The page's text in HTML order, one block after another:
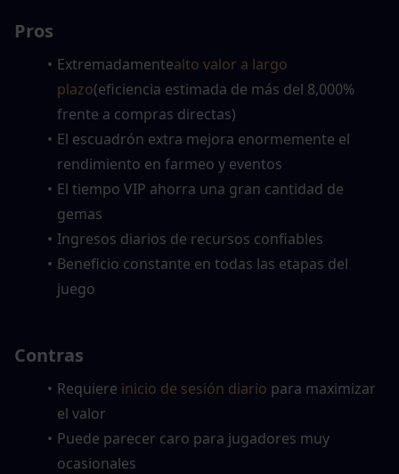
Pros
Extremadamentealto valor a largo
plazo(eficiencia estimada de más del 8,000%
frente a compras directas)
El escuadrón extra mejora enormemente el
rendimiento en farmeo y eventos
El tiempo VIP ahorra una gran cantidad de
gemas
Ingresos diarios de recursos confiables
Beneficio constante en todas las etapas del
juego
Contras
Requiere inicio de sesión diario para maximizar
el valor
Puede parecer caro para jugadores muy
ocasionales